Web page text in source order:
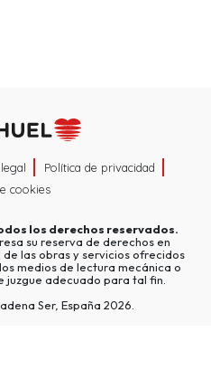
Política de privacidad
cookies
los derechos reservados.
su reserva de derechos en
las obras y servicios ofrecidos
medios de lectura mecánica o
juzgue adecuado para tal fin.
Ser, España 2026.